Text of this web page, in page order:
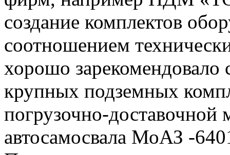
создание комплектов
соотношением
хорошо зарекомендовало
крупных подземных
погрузочно-
автосамосвала МоАЗ -